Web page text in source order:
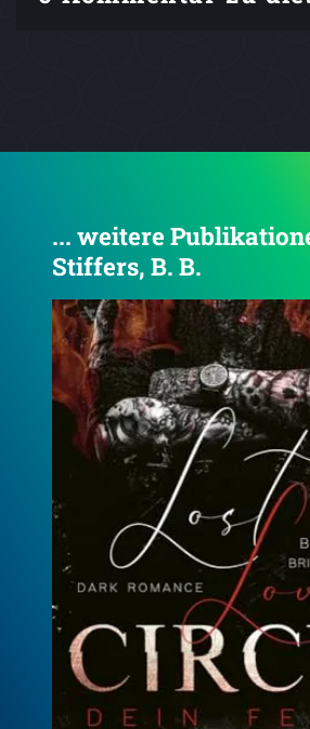
... weitere
Stiffers, B. B.